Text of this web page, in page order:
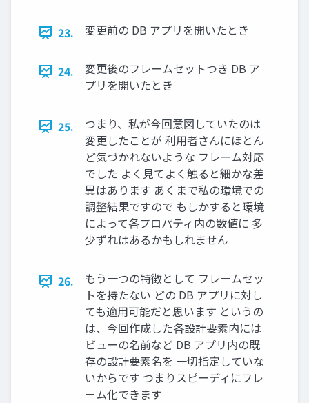
23. 変更前の DB アプリを開いたとき
24.
変更後のフレームセットつき DB ア
プリを開いたとき
25.
つまり、私が今回意図していたのは
変更したことが 利用者さんにほとん
ど気づかれないような フレーム対応
でした よく見てよく触ると細かな差
異はあります あくまで私の環境での
調整結果ですので もしかすると環境
によって各プロパティ内の数値に 多
少ずれはあるかもしれません
26.
もう一つの特徴として フレームセッ
トを持たない どの DB アプリに対し
ても適用可能だと思います というの
は、今回作成した各設計要素内には
ビューの名前など DB アプリ内の既
存の設計要素名を 一切指定していな
いからです つまりスピーディにフレ
ーム化できます